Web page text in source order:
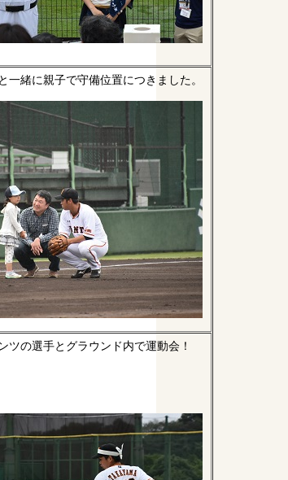
一緒に親子で守備位置につきました。
ツの選手とグラウンド内で運動会！